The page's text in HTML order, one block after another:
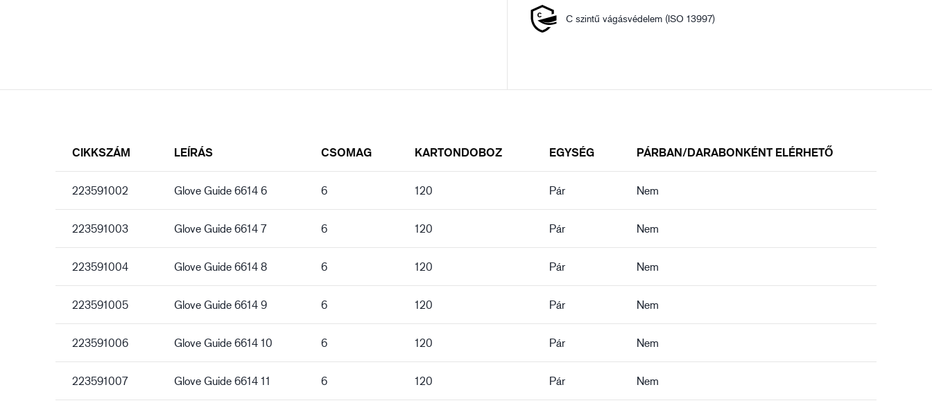
C szintű vágásvédelem (ISO 13997)
CIKKSZÁM LEÍRÁS CSOMAG KARTONDOBOZ EGYSÉG PÁRBAN/DARABONKÉNT ELÉRHETŐ
223591002 Glove Guide 6614 6 6 120 Pár Nem
223591003 Glove Guide 6614 7 6 120 Pár Nem
223591004 Glove Guide 6614 8 6 120 Pár Nem
223591005 Glove Guide 6614 9 6 120 Pár Nem
223591006 Glove Guide 6614 10 6 120 Pár Nem
223591007 Glove Guide 6614 11 6 120 Pár Nem